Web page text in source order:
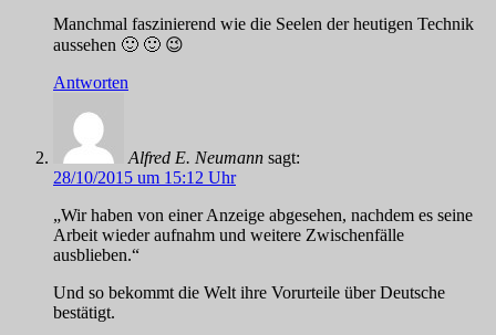
Manchmal faszinierend wie die Seelen der heutigen Technik
aussehen 🙂 🙂 😉
Antworten
Alfred E. Neumann sagt:
28/10/2015 um 15:12 Uhr
„Wir haben von einer Anzeige abgesehen, nachdem es seine
Arbeit wieder aufnahm und weitere Zwischenfälle
ausblieben.“
Und so bekommt die Welt ihre Vorurteile über Deutsche
bestätigt.